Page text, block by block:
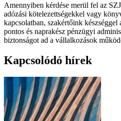
Amennyiben kérdése merül fel az
adózási kötelezettségekkel vagy
kapcsolatban, szakértőink készséggel
pontos és naprakész pénzügyi
biztonságot ad a vállalkozások
Kapcsolódó hírek